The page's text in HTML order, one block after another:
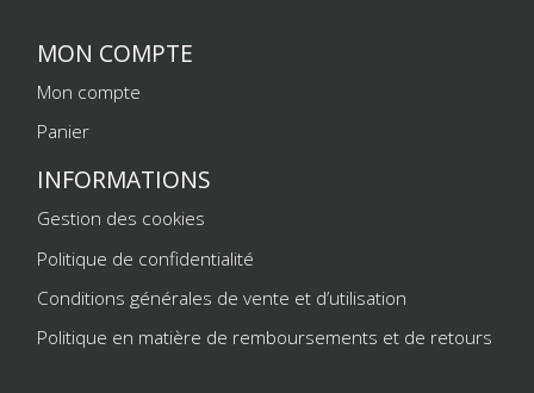
MON COMPTE
Mon compte
Panier
INFORMATIONS
Gestion des cookies
Politique de confidentialité
Conditions générales de vente et d’utilisation
Politique en matière de remboursements et de retours